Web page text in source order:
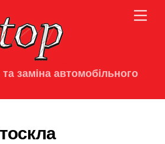
заміна автомобільного